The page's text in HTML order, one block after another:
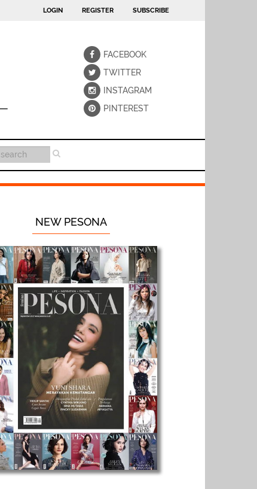
LOGIN REGISTER SUBSCRIBE
FACEBOOK
TWITTER
INSTAGRAM
PINTEREST
NEW PESONA